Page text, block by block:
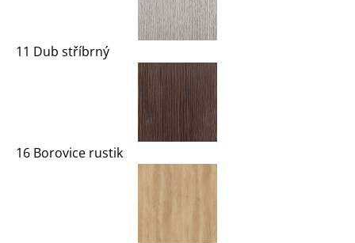
11 Dub stříbrný
16 Borovice rustik